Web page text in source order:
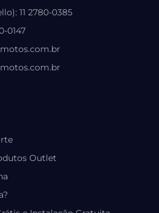
11 2780-0385
0147
Outlet